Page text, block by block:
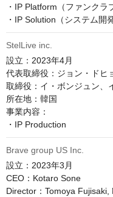
・IP Platform（ファンクラ
StelLive inc.
設立：2023年4月
代表取締役：ジョン・ドヒ
取締役：イ・ボンジュン、
所在地：韓国
事業内容：
Brave group US Inc.
設立：2023年3月
CEO：Kotaro Sone
Director：Tomoya Fujisaki,